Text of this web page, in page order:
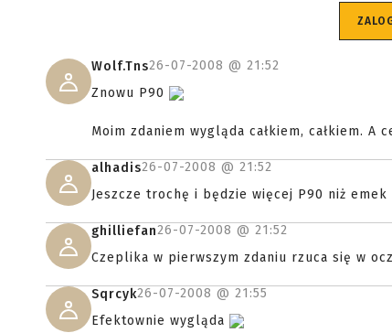
Wolf.Tns26-07-2008 @ 21:52
Znowu P90
Moim zdaniem wygląda całkiem, całkiem. A
alhadis26-07-2008 @ 21:52
Jeszcze trochę i będzie więcej P90 niż emek
ghilliefan26-07-2008 @ 21:52
Czeplika w pierwszym zdaniu rzuca się w
Sqrcyk26-07-2008 @ 21:55
Efektownie wygląda